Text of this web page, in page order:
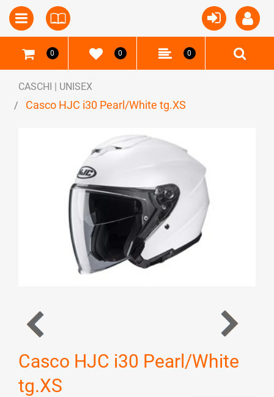
Open Open menu
0 0 0
CASCHI | UNISEX
Casco HJC i30 Pearl/White tg.XS
Casco HJC i30 Pearl/White
tg.XS